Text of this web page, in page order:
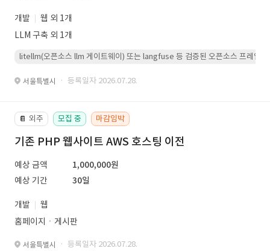
개발
웹 외 1개
LLM 구축 외 1개
litellm(오픈소스 llm 게이트웨이) 또는 langfuse 등 검증된 오픈소스 프레임워
서울특별시 · 등록일자 2026.07.28.
📔 외주 모집 중 마감임박
기존 PHP 웹사이트 AWS 호스팅 이전
예상 금액
1,000,000원
예상 기간
30일
개발
웹
홈페이지ㆍ게시판
서울특별시 · 등록일자 2026.07.28.